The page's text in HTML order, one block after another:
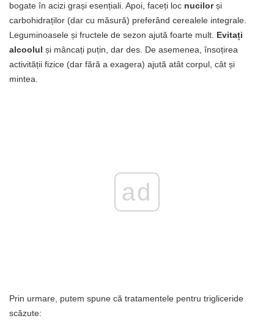
bogate în acizi grași esențiali. Apoi, faceți loc nucilorși
carbohidraților (dar cu măsură) preferând cerealele integrale.
Leguminoasele și fructele de sezon ajută foarte mult. Evitați
alcoolul și mâncați puțin, dar des. De asemenea, însoțirea
activității fizice (dar fără a exagera) ajută atât corpul, cât și
mintea.
ad
Prin urmare, putem spune că tratamentele pentru trigliceride
scăzute: